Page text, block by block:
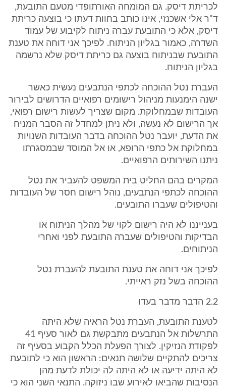
לכריתת דיסק. גם המומחה האורתופדי מטעם התובעת,
ד"ר אלי אשכנזי, אינו כותב בחוות דעתו כי בוצעה כריתת
דיסק, אלא כי התובעת עברה ניתוח לקיבוע של עמוד
השדרה, כאמור בגליון הניתוח. לפיכך אני דוחה את טענת
התובעת שבניתוח בוצעה גם כריתת דיסק שלא נרשמה
בגליון הניתוח.
העברת נטל ההוכחה לכתפי הנתבעים נעשית כאשר
ישנה הימנעות מניהול רישומים רפואיים הדרושים לבירור
העובדות שבמחלוקת. מקום שצריך לעשות רישום רפואי,
אך הרישום לא נעשה, ולא ניתן למחדל זה הסבר המניח
את הדעת, יועבר נטל ההוכחה בדבר העובדות השנויות
במחלוקת אל כתפי הרופא, או אל המוסד שבמסגרתו
ניתנו השירותים הרפואיים.
המקרים בהם החליט בית המשפט להעביר את נטל
ההוכחה לכתפי הנתבעים, נוהל רישום חסר של העובדות
והטיפולים שעברו התובעים.
בענייננו לא היה רישום לקוי של מהלך הניתוח או
הבדיקות והטיפולים שעברה התובעת לפני ואחרי
הניתוחים.
לפיכך אני דוחה את טענת התובעת להעברת נטל
ההוכחה בשל נזק ראייתי.
2.2 הדבר מדבר בעדו
לטענת התובעת, העברת נטל הראיה שלא היתה
התרשלות אל הנתבעים מתבקשת גם לאור סעיף 41
לפקודת הנזיקין. לצורך הפעלת הכלל הקבוע בסעיף זה
צריכים להתקיים שלושה תנאים: הראשון הוא כי לתובעת
לא היתה ידיעה או לא היתה לה יכולת לדעת מהן
הנסיבות שהביאו לאירוע שבו ניזוקה. התנאי השני הוא כי